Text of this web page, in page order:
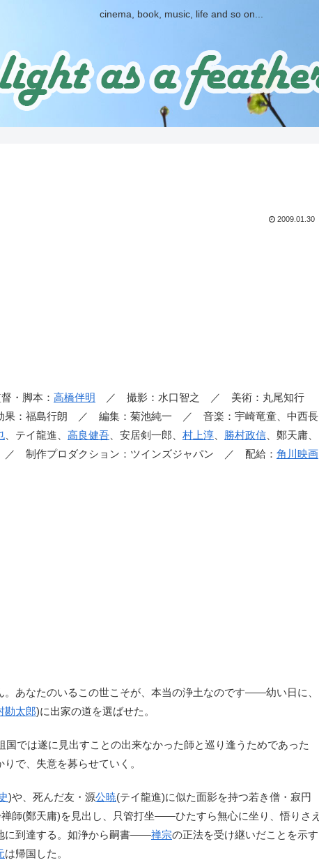
cinema, book, music, life and so on...
2009.01.30
・脚本： 高橋伴明 ／ 撮影：水口智之 ／ 美術：丸尾知行
：福島行朗 ／ 編集：菊池純一 ／ 音楽：宇崎竜童、中西長
、テイ龍進、 高良健吾 、安居剣一郎、 村上淳 勝村政信 、鄭天庸、
／ 制作プロダクション：ツインズジャパン ／ 配給： 角川映画
あなたのいるこの世こそが、本当の浄土なのです――幼い日に、
勘太郎)に出家の道を選ばせた。
国では遂に見出すことの出来なかった師と巡り逢うためであった
で、失意を募らせていく。
)や、死んだ友・源公暁(テイ龍進)に似た面影を持つ若き僧・寂円
師(鄭天庸)を見出し、只管打坐――ひたすら無心に坐り、悟りさえ
に到達する。如浄から嗣書――禅宗の正法を受け継いだことを示す
は帰国した。